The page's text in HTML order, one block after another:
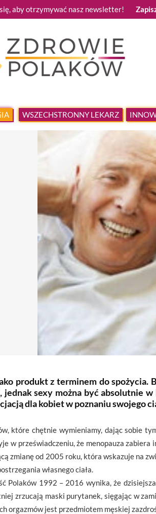
aby otrzymywać nasz newsletter!
WSZECHSTRONNY LEKARZ
produkt z terminem do spożycia.
sexy można być absolutnie
dla kobiet w poznaniu swojego
które chętnie wymieniamy, dając sobie
w przeświadczeniu, że menopauza zabiera
zmianę od 2005 roku, która wskazuje na
własnego ciała.
Polaków 1992 – 2016 wynika, że
zrzucają maski purytanek, sięgając w
orgazmów jest przedmiotem męskiej